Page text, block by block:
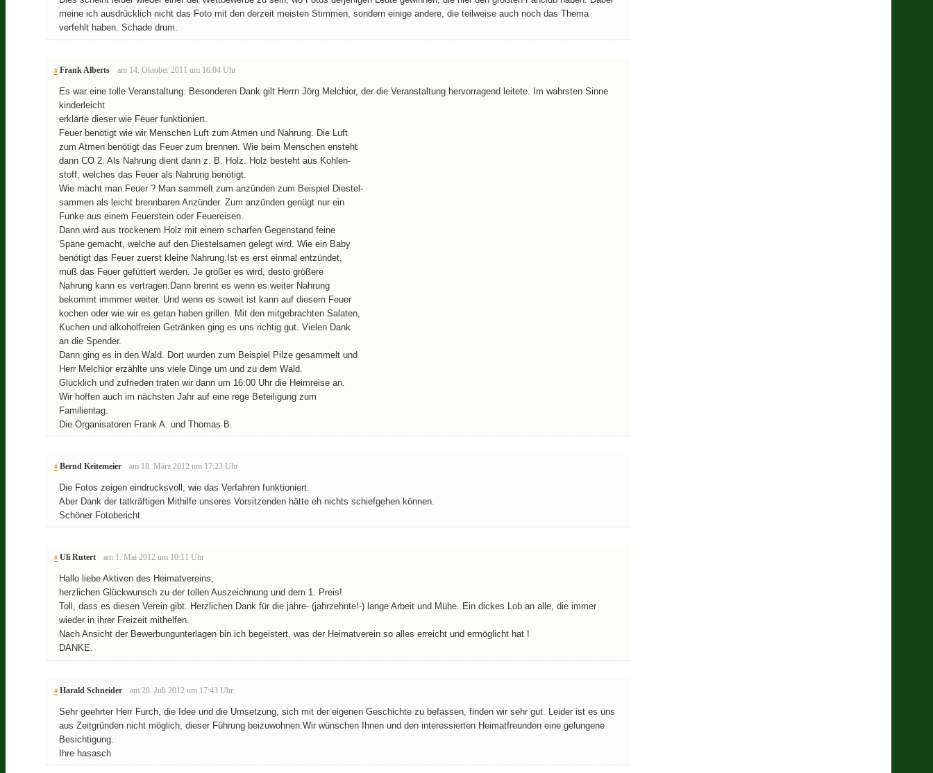
meine ich ausdrücklich nicht das Foto mit den derzeit meisten Stimmen, sondern einige andere, die teilweise auch noch das Thema
verfehlt haben. Schade drum.
# Frank Alberts am 14. Oktober 2011 um 16:04 Uhr
Es war eine tolle Veranstaltung. Besonderen Dank gilt Herrn Jörg Melchior, der die Veranstaltung hervorragend leitete. Im wahrsten Sinne
kinderleicht
erklärte dieser wie Feuer funktioniert.
Feuer benötigt wie wir Menschen Luft zum Atmen und Nahrung. Die Luft
zum Atmen benötigt das Feuer zum brennen. Wie beim Menschen ensteht
dann CO 2. Als Nahrung dient dann z. B. Holz. Holz besteht aus Kohlen-
stoff, welches das Feuer als Nahrung benötigt.
Wie macht man Feuer ? Man sammelt zum anzünden zum Beispiel Diestel-
sammen als leicht brennbaren Anzünder. Zum anzünden genügt nur ein
Funke aus einem Feuerstein oder Feuereisen.
Dann wird aus trockenem Holz mit einem scharfen Gegenstand feine
Späne gemacht, welche auf den Diestelsamen gelegt wird. Wie ein Baby
benötigt das Feuer zuerst kleine Nahrung.Ist es erst einmal entzündet,
muß das Feuer gefüttert werden. Je größer es wird, desto größere
Nahrung kann es vertragen.Dann brennt es wenn es weiter Nahrung
bekommt immmer weiter. Und wenn es soweit ist kann auf diesem Feuer
kochen oder wie wir es getan haben grillen. Mit den mitgebrachten Salaten,
Kuchen und alkoholfreien Getränken ging es uns richtig gut. Vielen Dank
an die Spender.
Dann ging es in den Wald. Dort wurden zum Beispiel Pilze gesammelt und
Herr Melchior erzählte uns viele Dinge um und zu dem Wald.
Glücklich und zufrieden traten wir dann um 16:00 Uhr die Heimreise an.
Wir hoffen auch im nächsten Jahr auf eine rege Beteiligung zum
Familientag.
Die Organisatoren Frank A. und Thomas B.
# Bernd Keitemeier am 18. März 2012 um 17:23 Uhr
Die Fotos zeigen eindrucksvoll, wie das Verfahren funktioniert.
Aber Dank der tatkräftigen Mithilfe unseres Vorsitzenden hätte eh nichts schiefgehen können.
Schöner Fotobericht.
# Uli Rutert am 1. Mai 2012 um 10:11 Uhr
Hallo liebe Aktiven des Heimatvereins,
herzlichen Glückwunsch zu der tollen Auszeichnung und dem 1. Preis!
Toll, dass es diesen Verein gibt. Herzlichen Dank für die jahre- (jahrzehnte!-) lange Arbeit und Mühe. Ein dickes Lob an alle, die immer
wieder in ihrer Freizeit mithelfen.
Nach Ansicht der Bewerbungunterlagen bin ich begeistert, was der Heimatverein so alles erreicht und ermöglicht hat !
DANKE.
# Harald Schneider am 28. Juli 2012 um 17:43 Uhr
Sehr geehrter Herr Furch, die Idee und die Umsetzung, sich mit der eigenen Geschichte zu befassen, finden wir sehr gut. Leider ist es uns
aus Zeitgründen nicht möglich, dieser Führung beizuwohnen.Wir wünschen Ihnen und den interessierten Heimatfreunden eine gelungene
Besichtigung.
Ihre hasasch